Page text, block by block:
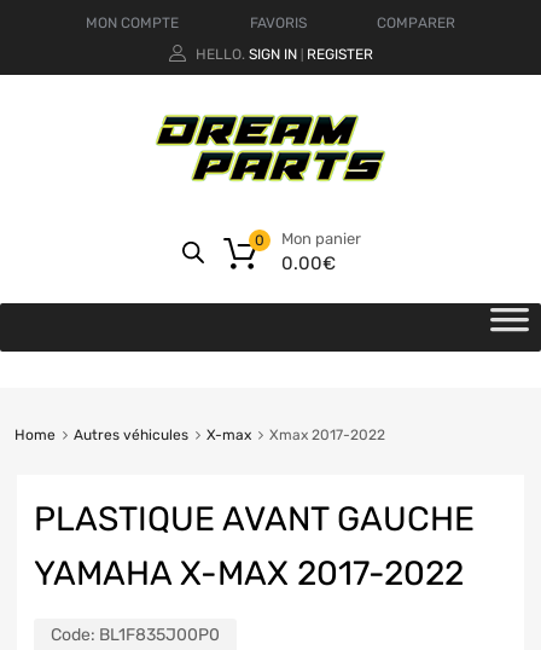
MON COMPTE FAVORIS
COMPARER
HELLO. SIGN IN REGISTER
Mon panier
0.00€
0
Home Autres véhicules X-max Xmax 2017-2022
PLASTIQUE AVANT GAUCHE
YAMAHA X-MAX 2017-2022
Code: BL1F835J00P0